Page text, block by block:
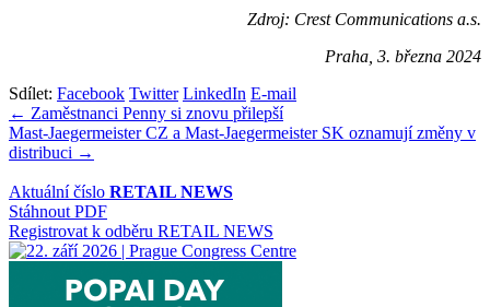
Zdroj: Crest Communications a.s.
Praha, 3. března 2024
Sdílet: Facebook Twitter LinkedIn E-mail
Navigace
pro
← Zaměstnanci Penny si znovu přilepší
Mast-Jaegermeister CZ a Mast-Jaegermeister SK oznamují změny v
distribuci →
Aktuální číslo RETAIL NEWS
Stáhnout PDF
Registrovat k odběru RETAIL NEWS